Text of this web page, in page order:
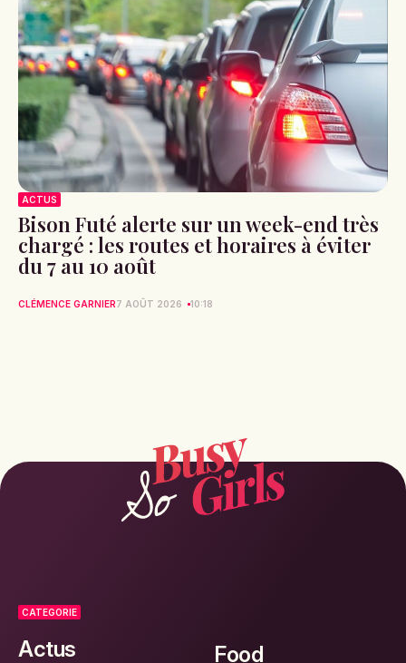
ACTUS
Bison Futé alerte sur un week-end très
chargé : les routes et horaires à éviter
du 7 au 10 août
CLÉMENCE GARNIER7 AOÛT 2026 10:18
CATEGORIE
Actus Food